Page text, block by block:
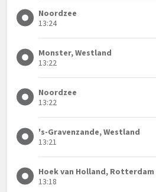
Noordzee
13:24
Monster, Westland
13:22
Noordzee
13:22
's-Gravenzande, Westland
13:21
Hoek van Holland, Rotterdam
13:18